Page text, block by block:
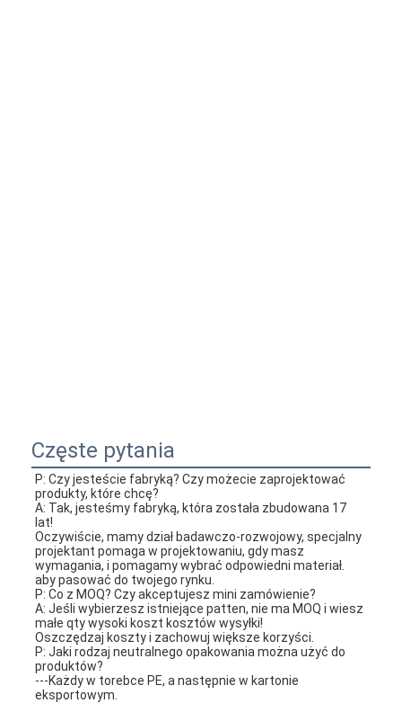
Częste pytania
P: Czy jesteście fabryką? Czy możecie zaprojektować
produkty, które chcę?
A: Tak, jesteśmy fabryką, która została zbudowana 17
lat!
Oczywiście, mamy dział badawczo-rozwojowy, specjalny
projektant pomaga w projektowaniu, gdy masz
wymagania, i pomagamy wybrać odpowiedni materiał.
aby pasować do twojego rynku.
P: Co z MOQ? Czy akceptujesz mini zamówienie?
A: Jeśli wybierzesz istniejące patten, nie ma MOQ i wiesz
małe qty wysoki koszt kosztów wysyłki!
Oszczędzaj koszty i zachowuj większe korzyści.
P: Jaki rodzaj neutralnego opakowania można użyć do
produktów?
---Każdy w torebce PE, a następnie w kartonie
eksportowym.